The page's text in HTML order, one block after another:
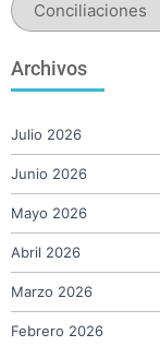
Archivos
Julio 2026
Junio 2026
Mayo 2026
Abril 2026
Marzo 2026
Febrero 2026